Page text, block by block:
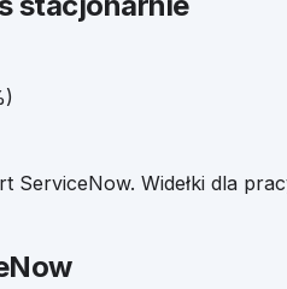
ServiceNow. Widełki dla